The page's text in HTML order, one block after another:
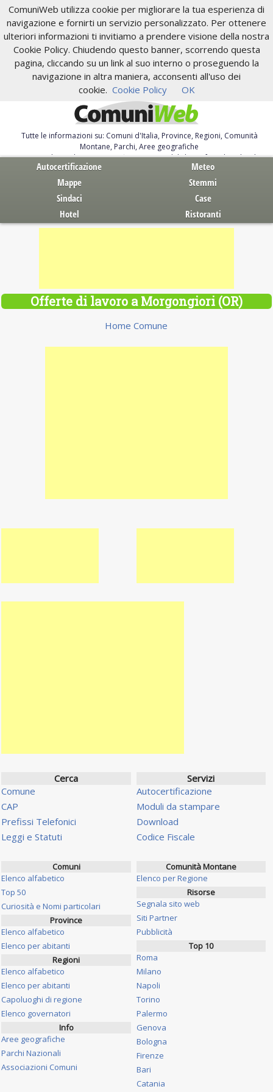
ComuniWeb utilizza cookie per migliorare la tua esperienza di
navigazione e fornirti un servizio personalizzato. Per ottenere
ulteriori informazioni ti invitiamo a prendere visione della nostra
Cookie Policy. Chiudendo questo banner, scorrendo questa
pagina, cliccando su un link al suo interno o proseguendo la
navigazione in altra maniera, acconsenti all'uso dei
cookie. Cookie Policy OK
Tutte le informazioni su: Comuni d'Italia, Province, Regioni, Comunità
Montane, Parchi, Aree geografiche
Servizi al Cittadino. Autocertificazione, moduli, leggi, free download
Autocertificazione
Meteo
Mappe
Stemmi
Sindaci
Case
Hotel
Ristoranti
Offerte di lavoro a Morgongiori (OR)
Home Comune
Cerca
Comune
CAP
Prefissi Telefonici
Leggi e Statuti
Servizi
Autocertificazione
Moduli da stampare
Download
Codice Fiscale
Comuni
Elenco alfabetico
Top 50
Curiosità e Nomi particolari
Province
Elenco alfabetico
Elenco per abitanti
Regioni
Elenco alfabetico
Elenco per abitanti
Capoluoghi di regione
Elenco governatori
Info
Aree geografiche
Parchi Nazionali
Associazioni Comuni
Comunità Montane
Elenco per Regione
Risorse
Segnala sito web
Siti Partner
Pubblicità
Top 10
Roma
Milano
Napoli
Torino
Palermo
Genova
Bologna
Firenze
Bari
Catania